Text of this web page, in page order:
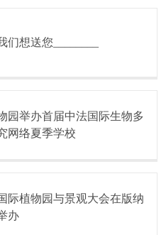
们想送您________
园举办首届中法国际生物多
网络夏季学校
际植物园与景观大会在版纳
办